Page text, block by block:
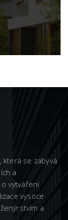
se zabývá
a
vytváření
vysoce
a